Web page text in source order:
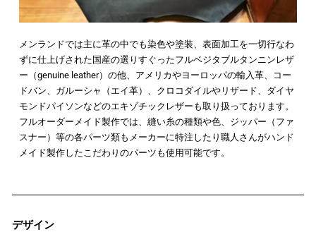
メンランドでは主に革の中でも染色や塗装、表面加工を一切行なわ
ずに仕上げされた国産の選りすぐったフルベジタブルタンニンレザ
ー（genuine leather）の他、アメリカやヨーロッパの輸入革、コー
ドバン、ガルーシャ（エイ革）、クロコダイルやリザード、ダイヤ
モンドパイソンなどのエキゾチックレザーも取り扱っております。
フルオーダーメイド製作では、縫い糸の種類や色、ジッパー（ファ
スナー）等の各パーツ類もメーカーに特注したり職人さんがハンド
メイド製作したこだわりのパーツも使用可能です。
デザイン